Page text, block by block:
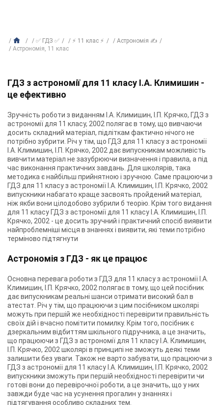
✅ ГДЗ ✅ ⚡ 11 клас ⚡
Астрономія ✍
Астрономiя, 11 клас
ГДЗ з астрономії для 11 класу І.А. Климишин -
це ефективно
Зручність роботи з виданням І.А. Климишин, І.П. Крячко, ГДЗ з
астрономії для 11 класу, 2002 полягає в тому, що вивчаючи
досить складний матеріал, підліткам фактично нічого не
потрібно зубрити. Річ у тім, що ГДЗ для 11 класу з астрономії
І.А. Климишин, І.П. Крячко, 2002 дає випускникам можливість
вивчити матеріал не зазубрюючи визначення і правила, а під
час виконання практичних завдань. Для школярів, така
методика є найбільш прийнятною і зручною. Саме працюючи з
ГДЗ для 11 класу з астрономії І.А. Климишин, І.П. Крячко, 2002
випускники набагато краще засвоять пройдений матеріал,
ніж якби вони цілодобово зубрили б теорію. Крім того видання
для 11 класу ГДЗ з астрономії для 11 класу І.А. Климишин, І.П.
Крячко, 2002 - це досить зручний і практичний спосіб виявити
найпроблемніші місця в знаннях і виявити, які теми потрібно
терміново підтягнути
Астрономія з ГДЗ - як це працює
Основна перевага роботи з ГДЗ для 11 класу з астрономії І.А.
Климишин, І.П. Крячко, 2002 полягає в тому, що цей посібник
дає випускникам реальні шанси отримати високий бал в
атестат. Річ у тім, що працюючи з цим посібником школярі
можуть при першій же необхідності перевірити правильність
своїх дій і вчасно помітити помилку. Крім того, посібник є
дзеркальним відбиттям шкільного підручника, а це значить,
що працюючи з ГДЗ з астрономії для 11 класу І.А. Климишин,
І.П. Крячко, 2002 школярі в принципі не зможуть деякі теми
залишити без уваги. Також не варто забувати, що працюючи з
ГДЗ з астрономії для 11 класу І.А. Климишин, І.П. Крячко, 2002
випускники зможуть при першій необхідності перевірити чи
готові вони до перевірочної роботи, а це значить, що у них
завжди буде час на усунення прогалин у знаннях і
підтягування особливо складних тем.